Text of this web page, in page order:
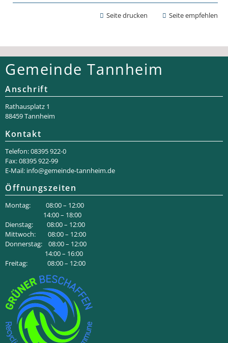
Seite drucken Seite empfehlen
Gemeinde Tannheim
Anschrift
Rathaus­platz 1
88459 Tannheim
Kontakt
Telefon: 08395 922-0
Fax: 08395 922-99
E-Mail: info@gemeinde-tannheim.de
Öffnungszeiten
Montag: 08:00 – 12:00
14:00 – 18:00
Dienstag: 08:00 – 12:00
Mittwoch: 08:00 – 12:00
Donnerstag: 08:00 – 12:00
14:00 – 16:00
Freitag: 08:00 – 12:00